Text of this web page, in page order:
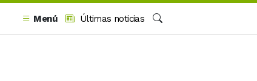
Menú
Últimas noticias
Buscar